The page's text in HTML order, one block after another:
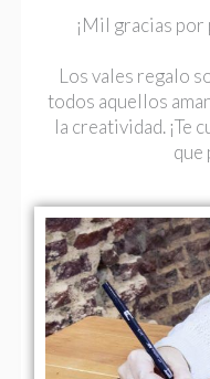
¡Mil gracias
Los vales regalo
todos aquellos
la creatividad.¡Te
que